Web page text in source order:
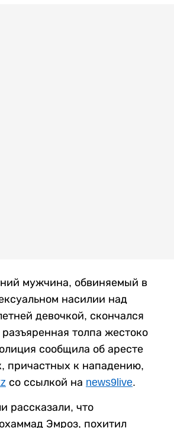
мужчина, обвиняемый в
насилии над
девочкой, скончался
разъяренная толпа жестоко
сообщила об аресте
причастных к нападению,
со ссылкой на news9live.
рассказали, что
Эмроз, похитил